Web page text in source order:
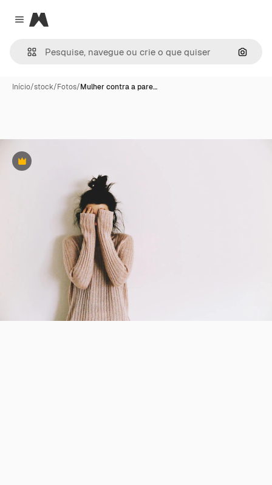
Close menu
Magnific
Início/stock/Fotos/Mulher contra a pare…
Premium